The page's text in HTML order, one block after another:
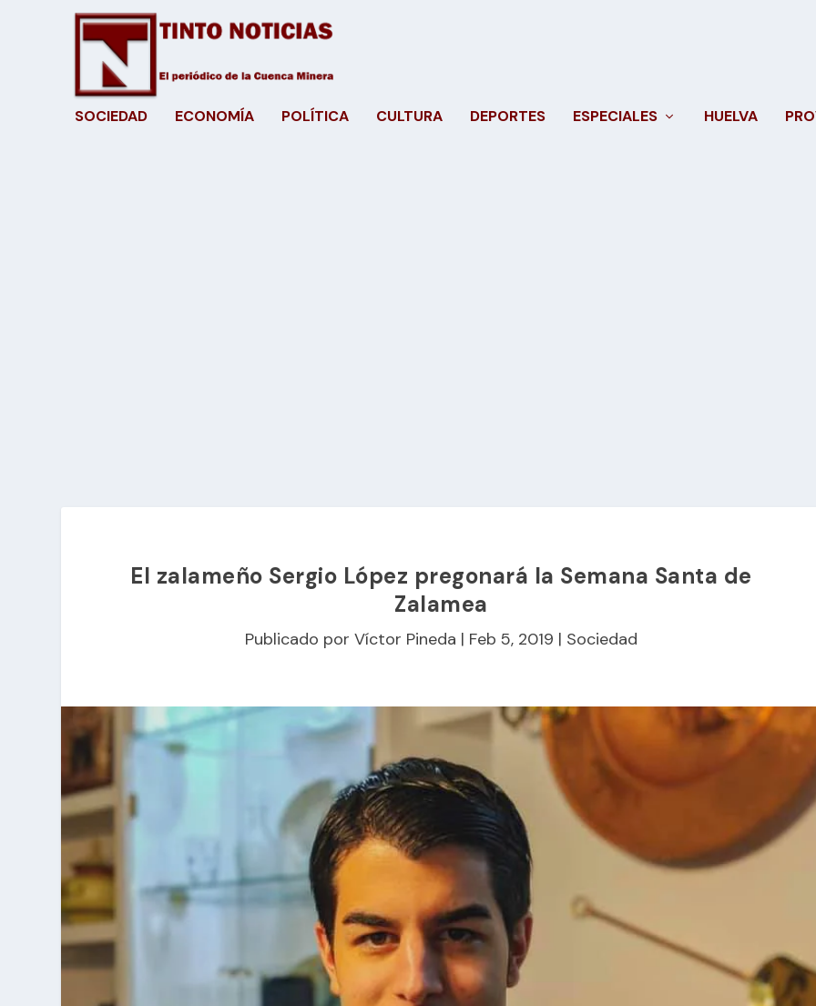
SOCIEDAD ECONOMÍA POLÍTICA CULTURA DEPORTES ESPECIALES HUELVA
El zalameño Sergio López pregonará la Semana Santa de
Zalamea
Publicado porVíctor Pineda | Feb 5, 2019 | Sociedad